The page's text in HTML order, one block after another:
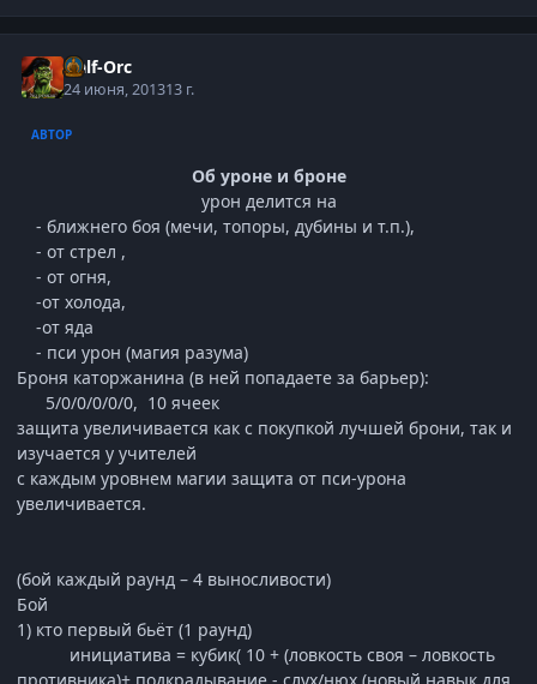
Half-Orc
24 июня, 201313 г.
АВТОР
Об уроне и броне
урон делится на
- ближнего боя (мечи, топоры, дубины и т.п.),
- от стрел ,
- от огня,
-от холода,
-от яда
- пси урон (магия разума)
Броня каторжанина (в ней попадаете за барьер):
5/0/0/0/0/0, 10 ячеек
защита увеличивается как с покупкой лучшей брони, так и
изучается у учителей
с каждым уровнем магии защита от пси-урона
увеличивается.
(бой каждый раунд – 4 выносливости)
Бой
1) кто первый бьёт (1 раунд)
инициатива = кубик( 10 + (ловкость своя – ловкость